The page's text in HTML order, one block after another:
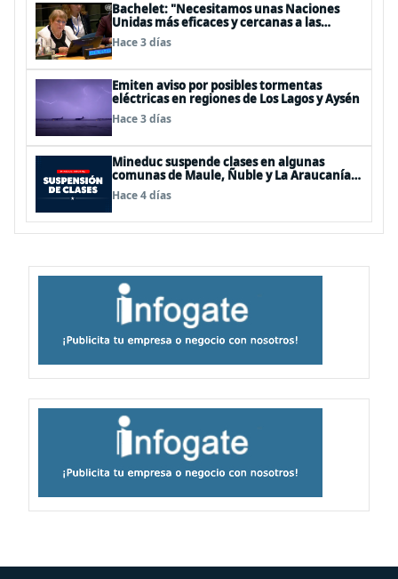
Bachelet: "Necesitamos unas Naciones
Unidas más eficaces y cercanas a las
personas"
Hace 3 días
Emiten aviso por posibles tormentas
eléctricas en regiones de Los Lagos y Aysén
Hace 3 días
Mineduc suspende clases en algunas
comunas de Maule, Ñuble y La Araucanía
para este lunes
Hace 4 días